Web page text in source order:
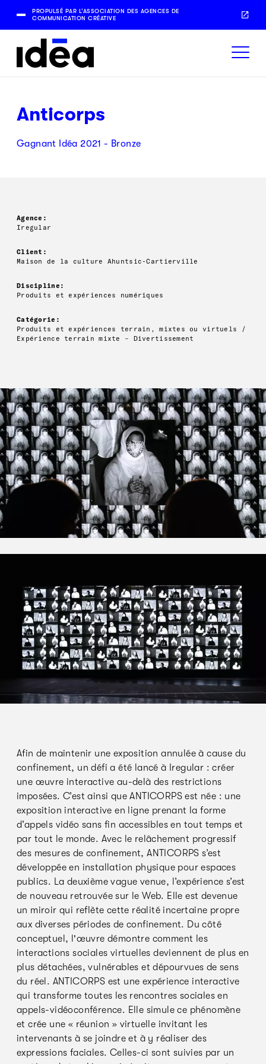
PROPULSÉ PAR L’ASSOCIATION DES AGENCES DE
COMMUNICATION CRÉATIVE
Anticorps
Gagnant Idéa 2021 - Bronze
Agence:
Iregular
Client:
Maison de la culture Ahuntsic-Cartierville
Discipline:
Produits et expériences numériques
Catégorie:
Produits et expériences terrain, mixtes ou virtuels /
Expérience terrain mixte – Divertissement
Afin de maintenir une exposition annulée à cause du
confinement, un défi a été lancé à Iregular : créer
une œuvre interactive au-delà des restrictions
imposées. C’est ainsi que ANTICORPS est née : une
exposition interactive en ligne prenant la forme
d’appels vidéo sans fin accessibles en tout temps et
par tout le monde. Avec le relâchement progressif
des mesures de confinement, ANTICORPS s’est
développée en installation physique pour espaces
publics. La deuxième vague venue, l’expérience s’est
de nouveau retrouvée sur le Web. Elle est devenue
un miroir qui reflète cette réalité incertaine propre
aux diverses périodes de confinement. Du côté
conceptuel, l'œuvre démontre comment les
interactions sociales virtuelles deviennent de plus en
plus détachées, vulnérables et dépourvues de sens
du réel. ANTICORPS est une expérience interactive
qui transforme toutes les rencontres sociales en
appels-vidéoconférence. Elle simule ce phénomène
et crée une « réunion » virtuelle invitant les
intervenants à se joindre et à y réaliser des
expressions faciales. Celles-ci sont suivies par un